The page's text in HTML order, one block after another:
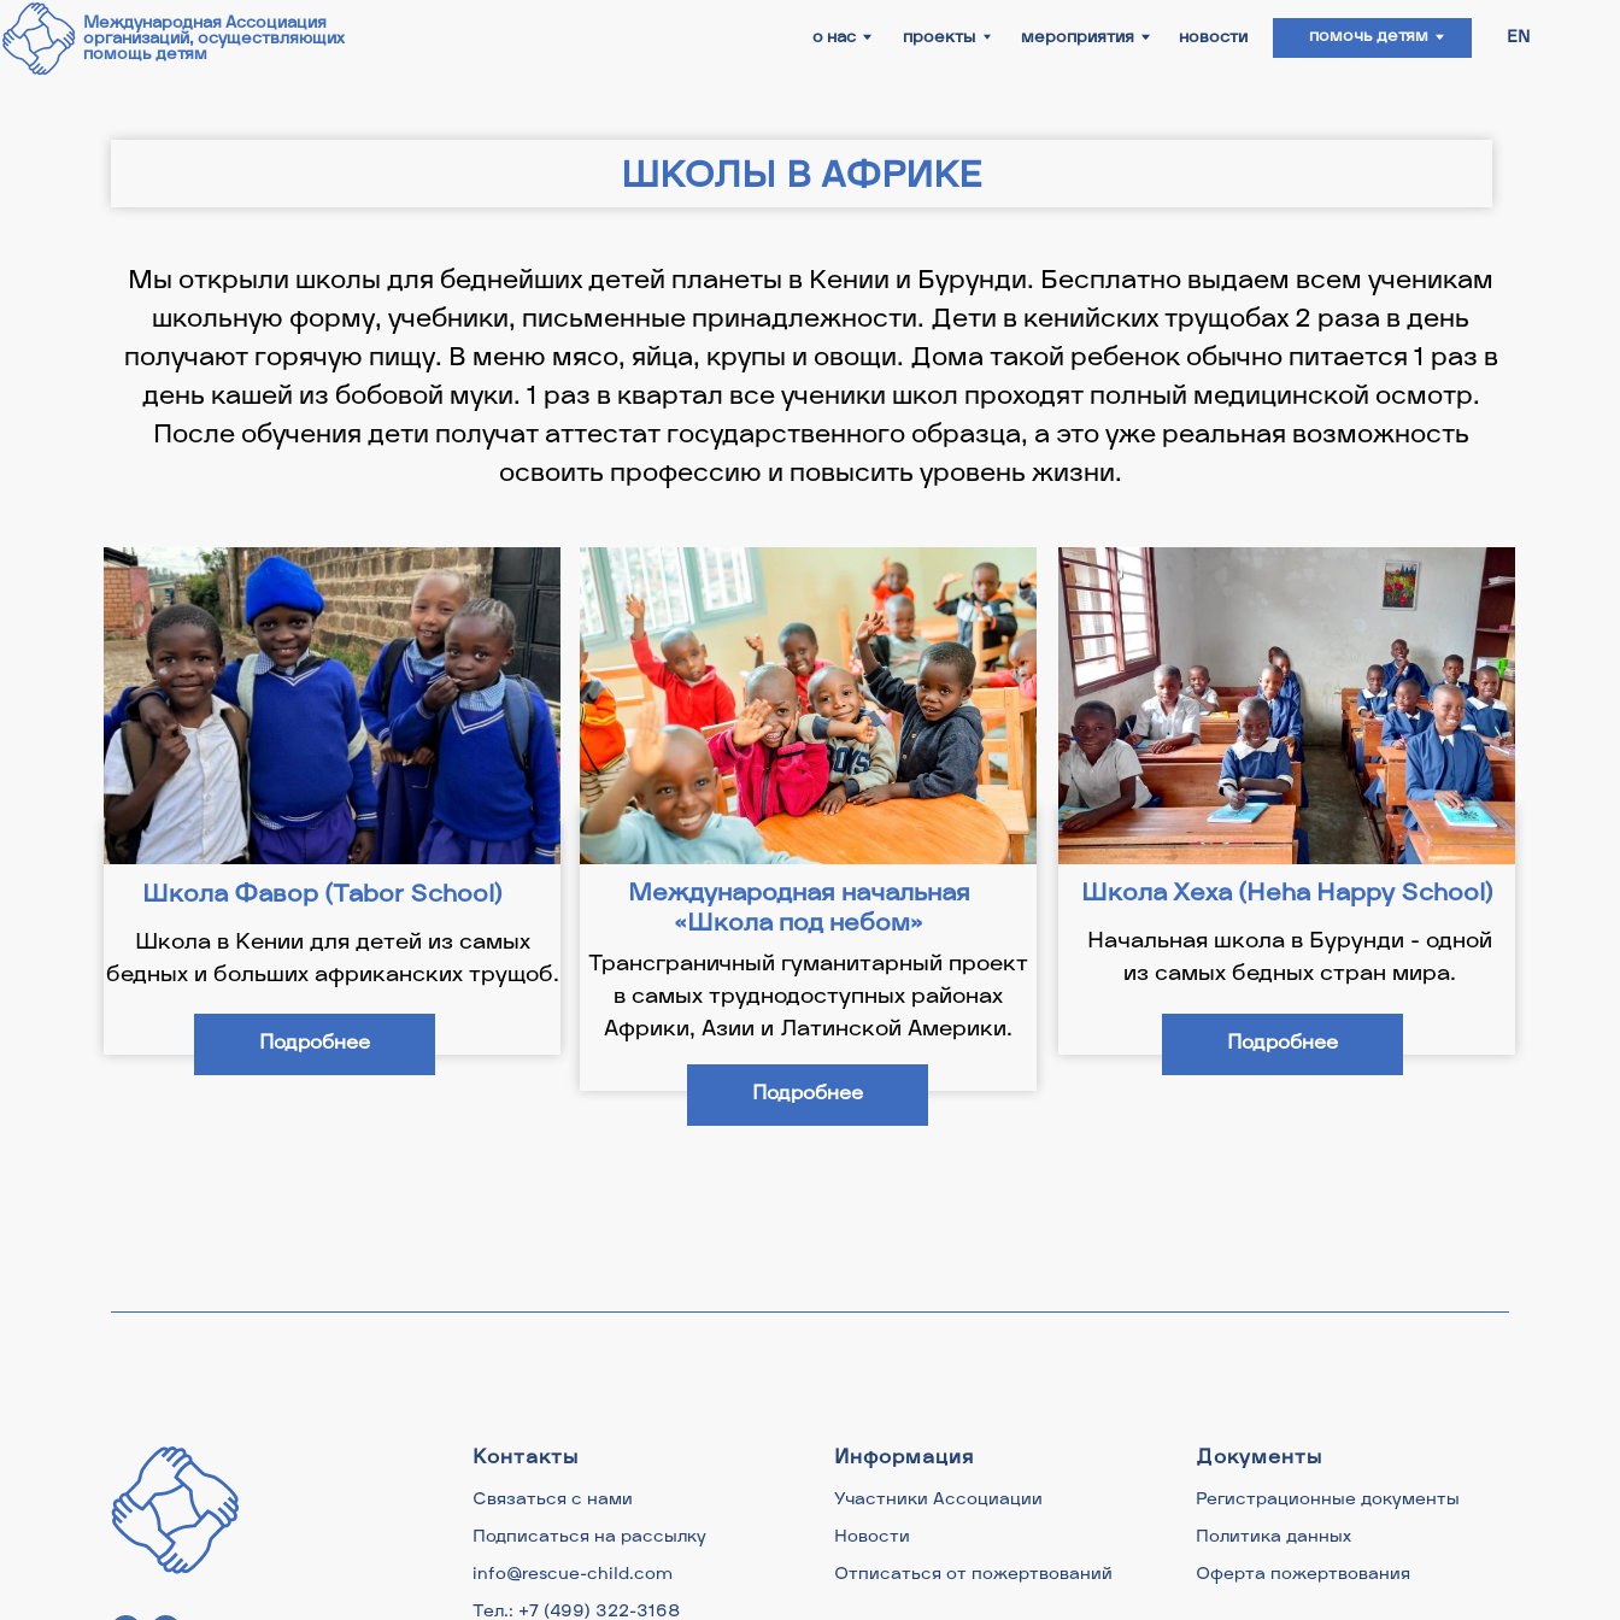
Международная Ассоциация
организаций, осуществляющих
помощь детям
EN
помочь детям
новости
мероприятия
проекты
ШКОЛЫ В АФРИКЕ
Мы открыли школы для беднейших детей планеты в Кении и Бурунди. Бесплатно выдаем всем ученикам
школьную форму, учебники, письменные принадлежности. Дети в кенийских трущобах 2 раза в день
получают горячую пищу. В меню мясо, яйца, крупы и овощи. Дома такой ребенок обычно питается 1 раз в
день кашей из бобовой муки. 1 раз в квартал все ученики школ проходят полный медицинской осмотр.
После обучения дети получат аттестат государственного образца, а это уже реальная возможность
освоить профессию и повысить уровень жизни.
Начальная школа в Бурунди - одной
из самых бедных стран мира.
Школа Хеха (Heha Happy School)
Трансграничный гуманитарный проект
в самых труднодоступных районах
Африки, Азии и Латинской Америки.
Международная начальная
«Школа под небом»
Школа в Кении для детей из самых
бедных и больших африканских трущоб.
Школа Фавор (Tabor School)
Подробнее
Подробнее
Подробнее
Контакты
Связаться с нами
Подписаться на рассылку
info@rescue-child.com
Тел.: +7 (499) 322-3168
Информация
Участники Ассоциации
Новости
Отписаться от пожертвований
Документы
Регистрационные документы
Политика данных
Оферта пожертвования